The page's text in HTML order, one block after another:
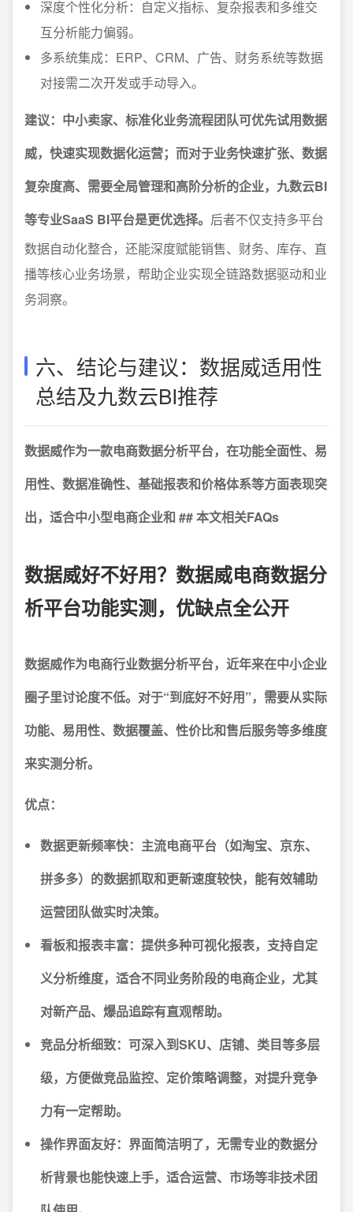
深度个性化分析：自定义指标、复杂报表和多维交
互分析能力偏弱。
多系统集成：ERP、CRM、广告、财务系统等数据
对接需二次开发或手动导入。
建议：中小卖家、标准化业务流程团队可优先试用数据
威，快速实现数据化运营；而对于业务快速扩张、数据
复杂度高、需要全局管理和高阶分析的企业，九数云BI
等专业SaaS BI平台是更优选择。 后者不仅支持多平台
数据自动化整合，还能深度赋能销售、财务、库存、直
播等核心业务场景，帮助企业实现全链路数据驱动和业
务洞察。
六、结论与建议：数据威适用性
总结及九数云BI推荐
数据威作为一款电商数据分析平台，在功能全面性、易
用性、数据准确性、基础报表和价格体系等方面表现突
出，适合中小型电商企业和 ## 本文相关FAQs
数据威好不好用？数据威电商数据分
析平台功能实测，优缺点全公开
数据威作为电商行业数据分析平台，近年来在中小企业
圈子里讨论度不低。对于“到底好不好用”，需要从实际
功能、易用性、数据覆盖、性价比和售后服务等多维度
来实测分析。
优点：
数据更新频率快：主流电商平台（如淘宝、京东、
拼多多）的数据抓取和更新速度较快，能有效辅助
运营团队做实时决策。
看板和报表丰富：提供多种可视化报表，支持自定
义分析维度，适合不同业务阶段的电商企业，尤其
对新产品、爆品追踪有直观帮助。
竞品分析细致：可深入到SKU、店铺、类目等多层
级，方便做竞品监控、定价策略调整，对提升竞争
力有一定帮助。
操作界面友好：界面简洁明了，无需专业的数据分
析背景也能快速上手，适合运营、市场等非技术团